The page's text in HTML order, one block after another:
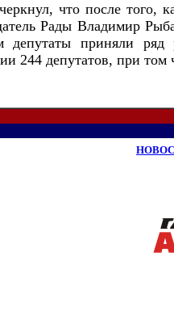
что после того,
Рады Владимир
депутаты приняли
244 депутатов, при том